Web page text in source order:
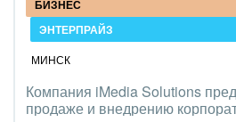
Мода, одежда, аксессуары,
Нефть, газ
Оборудование, техника
БИЗНЕС
ЭНТЕРПРАЙЗ
МИНСК
Компания iMedia Solutions
продаже и внедрению